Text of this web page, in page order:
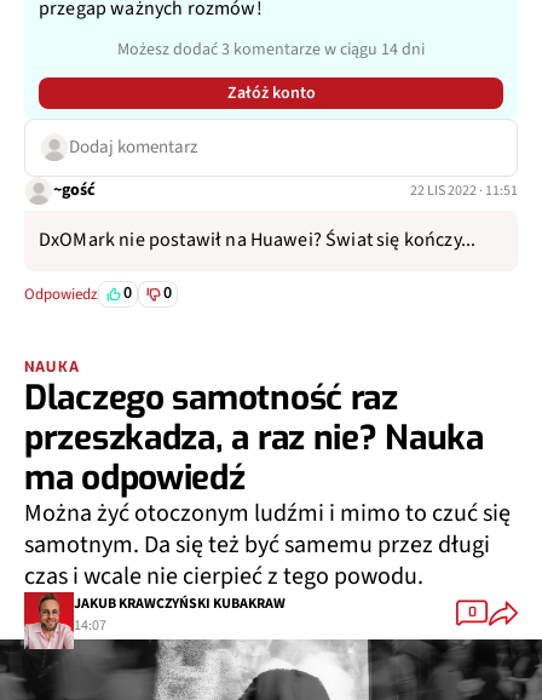
przegap ważnych rozmów!
Możesz dodać 3 komentarze w ciągu 14 dni
Załóż konto
Dodaj komentarz
~gość 22 LIS 2022 · 11:51
DxOMark nie postawił na Huawei? Świat się kończy...
Odpowiedz 0 0
NAUKA
Dlaczego samotność raz
przeszkadza, a raz nie? Nauka
ma odpowiedź
Można żyć otoczonym ludźmi i mimo to czuć się
samotnym. Da się też być samemu przez długi
czas i wcale nie cierpieć z tego powodu.
JAKUB KRAWCZYŃSKI KUBAKRAW
14:07
0